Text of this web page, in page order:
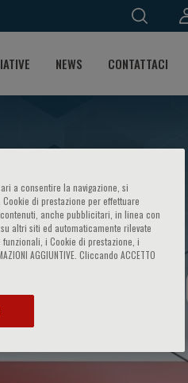
NEWS CONTATTACI
a consentire la navigazione, si
di prestazione per effettuare
anche pubblicitari, in linea con
altri siti ed automaticamente rilevate
i Cookie di prestazione, i
AGGIUNTIVE. Cliccando ACCETTO